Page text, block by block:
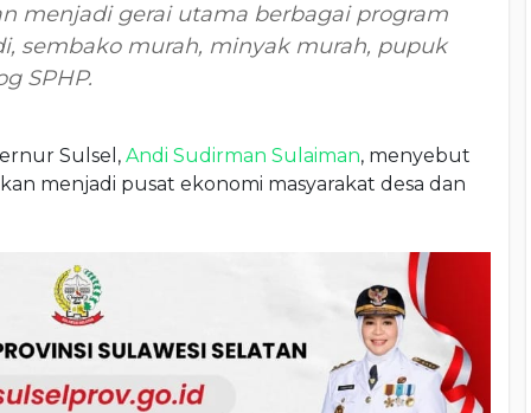
menjadi gerai utama berbagai program
sembako murah, minyak murah, pupuk
SPHP.
Sulsel, Andi Sudirman Sulaiman, menyebut
menjadi pusat ekonomi masyarakat desa dan